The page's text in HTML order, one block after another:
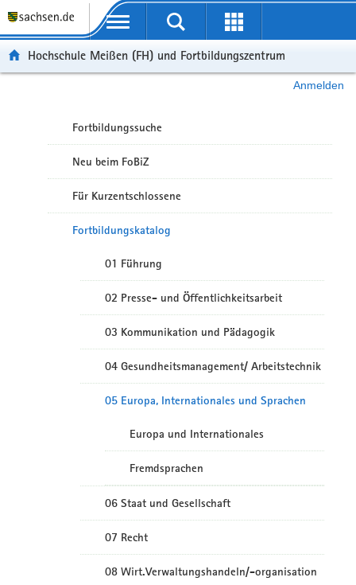
Portalübergreifende Navigation
Hochschule Meißen (FH) und Fortbildungszentrum
Anmelden
Fortbildungssuche
Neu beim FoBiZ
Für Kurzentschlossene
Fortbildungskatalog
01 Führung
02 Presse- und Öffentlichkeitsarbeit
03 Kommunikation und Pädagogik
04 Gesundheitsmanagement/ Arbeitstechnik
05 Europa, Internationales und Sprachen
Europa und Internationales
Fremdsprachen
06 Staat und Gesellschaft
07 Recht
08 Wirt.Verwaltungshandeln/-organisation